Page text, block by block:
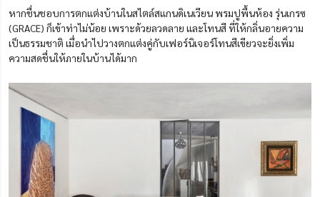
หากชื่นชอบการตกแต่งบ้านในสไตล์สแกนดิเนเวียน พรมปูพื้นห้อง รุ่นเกรซ
(GRACE) ก็เข้าท่าไม่น้อย เพราะด้วยลวดลาย และโทนสี ที่ให้กลิ่นอายความ
เป็นธรรมชาติ เมื่อนำไปวางตกแต่งคู่กับเฟอร์นิเจอร์โทนสีเขียวจะยิ่งเพิ่ม
ความสดชื่นให้ภายในบ้านได้มาก